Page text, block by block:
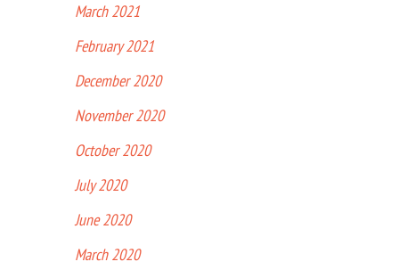
March 2021
February 2021
December 2020
November 2020
October 2020
July 2020
June 2020
March 2020